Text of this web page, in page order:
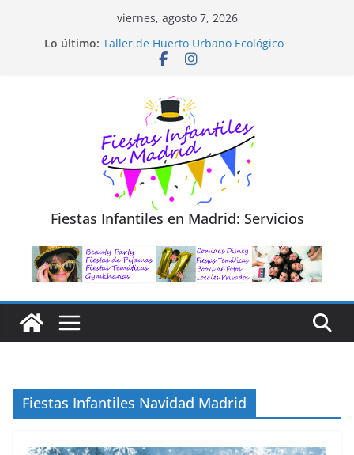
viernes, agosto 7, 2026
Lo último: Diseño de Moda y Reciclaje de Prendas
Taller de Huerto Urbano Ecológico
TALLER FOTOGRAFÍA LA NATURALEZA
Trivial Virtual para niños
Fiestas Infantiles en Madrid: Servicios
Fiestas Infantiles Navidad Madrid